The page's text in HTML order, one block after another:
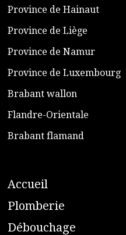
​Province de Hainaut
Province de Liège
​Province de Namur
​Province de Luxembourg
​Brabant wallon
​Flandre-Orientale
​Brabant flamand
Accueil
​Plomberie
Débouchage